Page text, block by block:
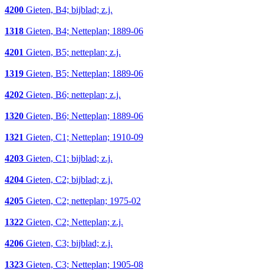
4200 Gieten, B4; bijblad; z.j.
1318 Gieten, B4; Netteplan; 1889-06
4201 Gieten, B5; netteplan; z.j.
1319 Gieten, B5; Netteplan; 1889-06
4202 Gieten, B6; netteplan; z.j.
1320 Gieten, B6; Netteplan; 1889-06
1321 Gieten, C1; Netteplan; 1910-09
4203 Gieten, C1; bijblad; z.j.
4204 Gieten, C2; bijblad; z.j.
4205 Gieten, C2; netteplan; 1975-02
1322 Gieten, C2; Netteplan; z.j.
4206 Gieten, C3; bijblad; z.j.
1323 Gieten, C3; Netteplan; 1905-08